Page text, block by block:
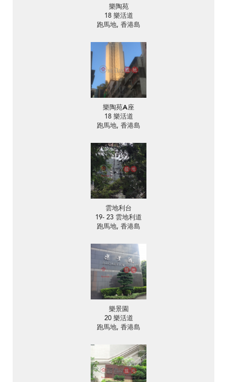
樂陶苑
18 樂活道
跑馬地, 香港島
樂陶苑A座
18 樂活道
跑馬地, 香港島
雲地利台
19- 23 雲地利道
跑馬地, 香港島
樂景園
20 樂活道
跑馬地, 香港島